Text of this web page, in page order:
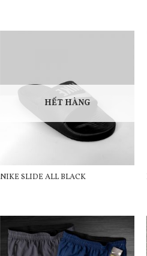
HẾT HÀNG
NIKE SLIDE ALL BLACK